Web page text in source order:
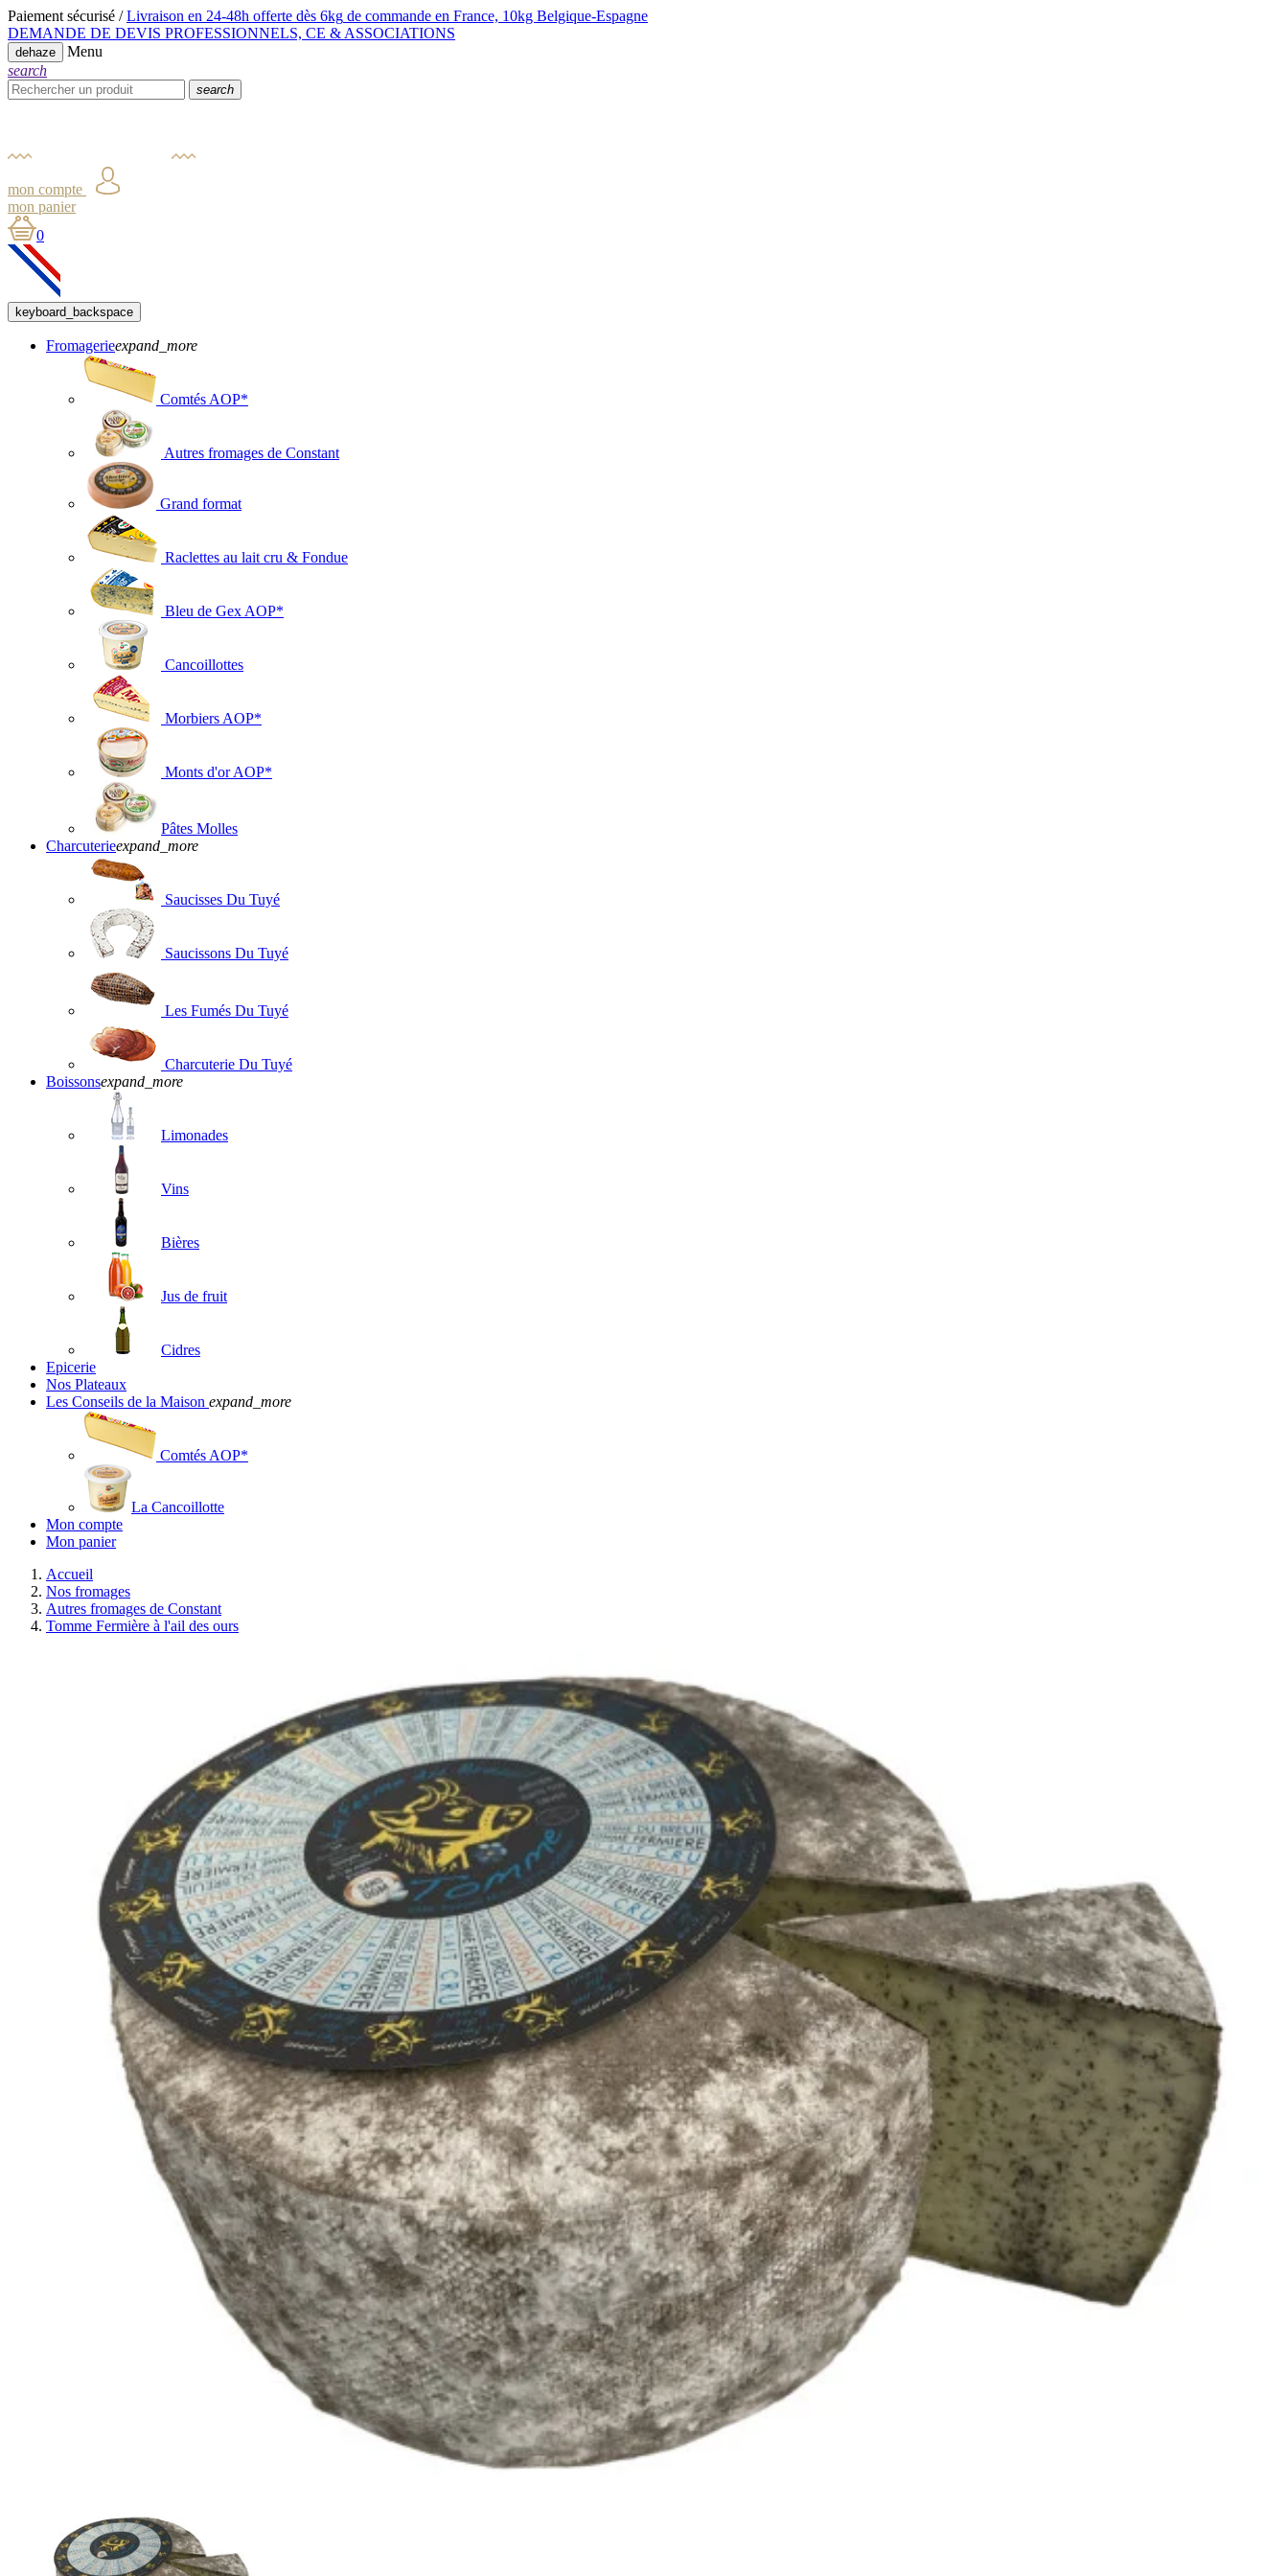
Paiement sécurisé / Livraison en 24-48h offerte dès 6kg de commande en France, 10kg Belgique-Espagne
DEMANDE DE DEVIS PROFESSIONNELS, CE & ASSOCIATIONS
dehaze
Menu
search
search
mon compte
mon panier
0
keyboard_backspace
Fromagerieexpand_more
Comtés AOP*
Autres fromages de Constant
Grand format
Raclettes au lait cru & Fondue
Bleu de Gex AOP*
Cancoillottes
Morbiers AOP*
Monts d'or AOP*
Pâtes Molles
Charcuterieexpand_more
Saucisses Du Tuyé
Saucissons Du Tuyé
Les Fumés Du Tuyé
Charcuterie Du Tuyé
Boissonsexpand_more
Limonades
Vins
Bières
Jus de fruit
Cidres
Epicerie
Nos Plateaux
Les Conseils de la Maison expand_more
Comtés AOP*
La Cancoillotte
Mon compte
Mon panier
Accueil
Nos fromages
Autres fromages de Constant
Tomme Fermière à l'ail des ours